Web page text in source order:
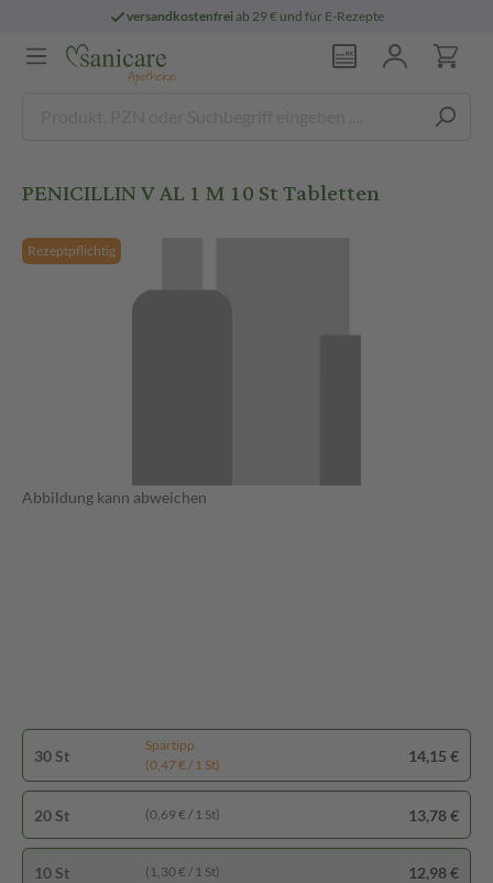
versandkostenfreiab 29 € und für E-Rezepte
PENICILLIN V AL 1 M 10 St Tabletten
Rezeptpflichtig
Abbildung kann abweichen
30 St
Spartipp
(0,47 € / 1 St)
14,15 €
20 St (0,69 € / 1 St) 13,78 €
10 St (1,30 € / 1 St) 12,98 €